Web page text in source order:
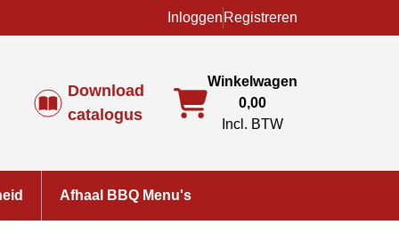
Inloggen Registreren
Download
catalogus
Winkelwagen
0,00
Incl. BTW
Afhaal BBQ Menu's